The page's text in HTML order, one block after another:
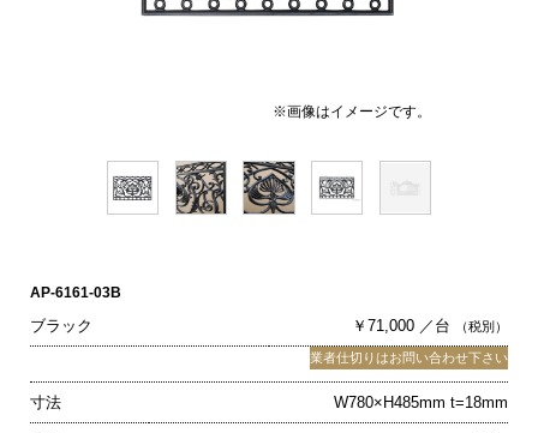
※画像はイメージです。
AP-6161-03B
ブラック ￥71,000 ／台 （税別）
業者仕切りはお問い合わせ下さい
寸法 W780×H485mm t=18mm